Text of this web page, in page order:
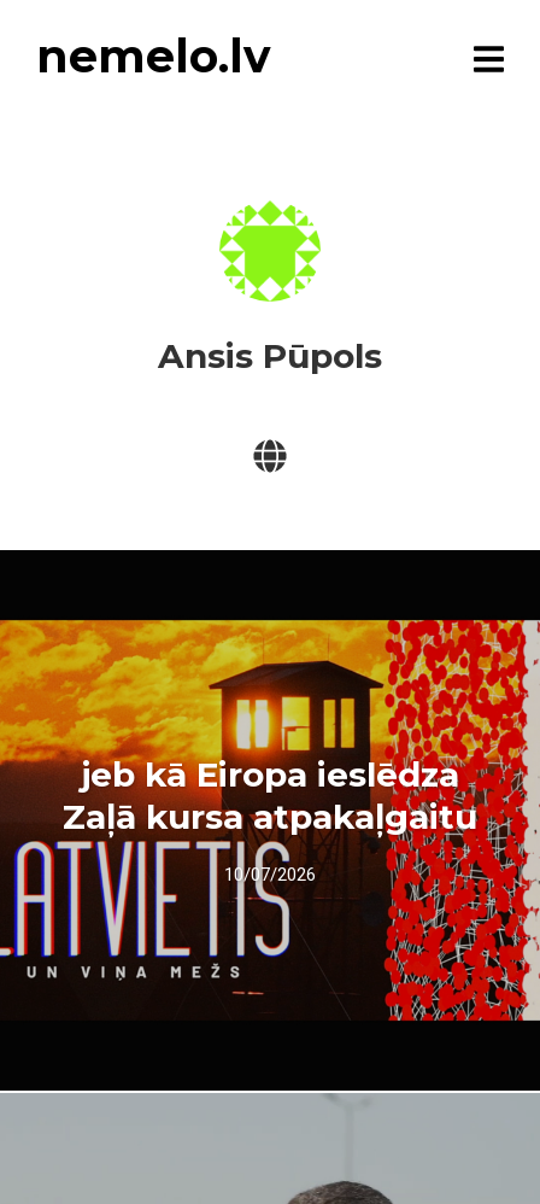
nemelo.lv
Ansis Pūpols
jeb kā Eiropa ieslēdza
Zaļā kursa atpakaļgaitu
10/07/2026